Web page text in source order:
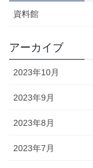
資料館
アーカイブ
2023年10月
2023年9月
2023年8月
2023年7月